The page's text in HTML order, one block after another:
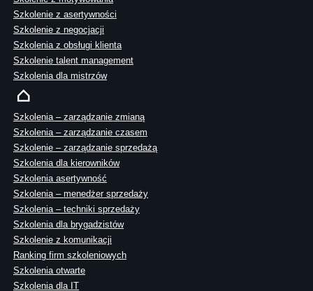
Szkolenie z asertywności
Szkolenie z negocjacji
Szkolenia z obsługi klienta
Szkolenie talent management
Szkolenia dla mistrzów
Szkolenia – zarządzanie zmianą
Szkolenia – zarządzanie czasem
Szkolenie – zarządzanie sprzedażą
Szkolenia dla kierowników
Szkolenia asertywność
Szkolenia – menedżer sprzedaży
Szkolenia – techniki sprzedaży
Szkolenia dla brygadzistów
Szkolenie z komunikacji
Ranking firm szkoleniowych
Szkolenia otwarte
Szkolenia dla IT